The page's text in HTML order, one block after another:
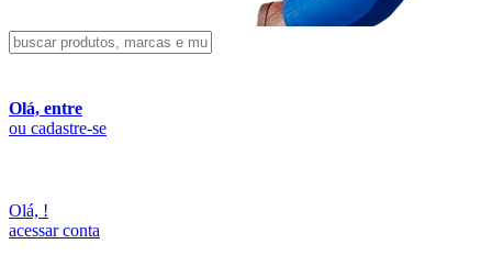
Olá, entre
ou cadastre-se
Olá, !
acessar conta